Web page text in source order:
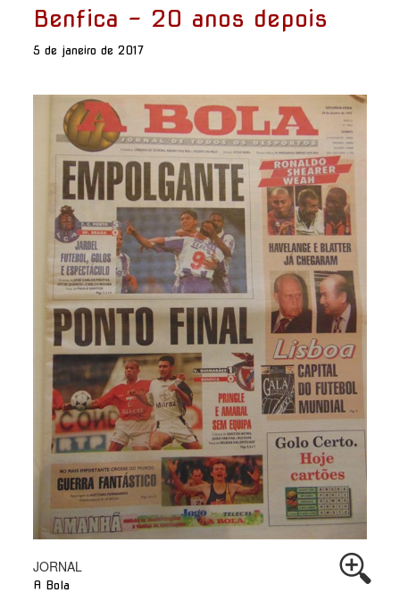
Benfica - 20 anos depois
5 de janeiro de 2017
JORNAL
A Bola